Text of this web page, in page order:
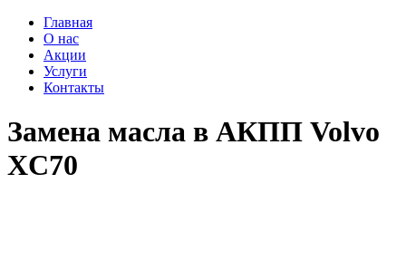
Главная
О нас
Акции
Услуги
Контакты
Замена масла в АКПП Volvo
XC70